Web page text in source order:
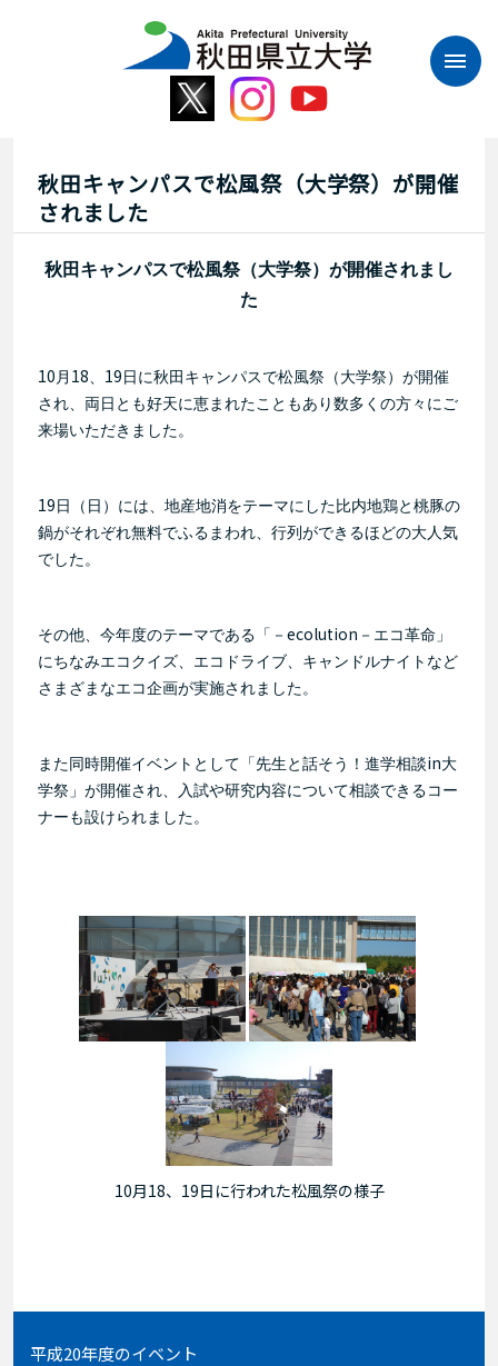
秋田キャンパスで松風祭（大学祭）が開催
されました
秋田キャンパスで松風祭（大学祭）が開催されまし
た
10 月 18 19 日に秋田キャンパスで松風祭（大学祭）が開催
され、両日とも好天に恵まれたこともあり数多くの方々にご
来場いただきました。
19 日（日）には、地産地消をテーマにした比内地鶏と桃豚の
鍋がそれぞれ無料でふるまわれ、行列ができるほどの大人気
でした。
その他、今年度のテーマである「－ ecolution －エコ革命」
にちなみエコクイズ、エコドライブ、キャンドルナイトなど
さまざまなエコ企画が実施されました。
また同時開催イベントとして「先生と話そう！進学相談in大
学祭」が開催され、入試や研究内容について相談できるコー
ナーも設けられました。
10月18、19日に行われた松風祭の様子
平成20年度のイベント